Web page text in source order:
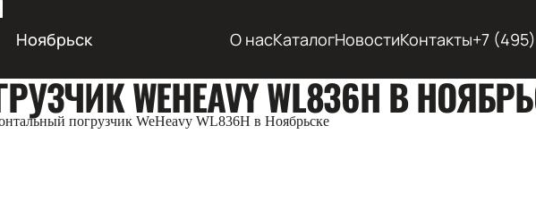
Ноябрьск О насКаталогНовостиКонтакты+7
WEHEAVY WL836H В
погрузчик WeHeavy WL836H в Ноябрьске